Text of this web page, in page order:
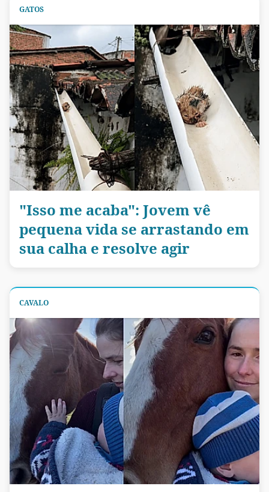
GATOS
"Isso me acaba": Jovem vê
pequena vida se arrastando em
sua calha e resolve agir
CAVALO